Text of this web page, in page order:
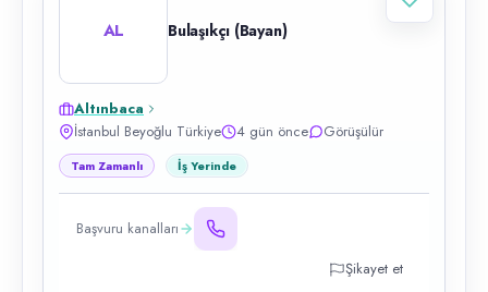
AL Bulaşıkçı (Bayan)
Altınbaca
İstanbul Beyoğlu Türkiye
4 gün önce Görüşülür
Tam Zamanlı İş Yerinde
Başvuru kanalları
Şikayet et